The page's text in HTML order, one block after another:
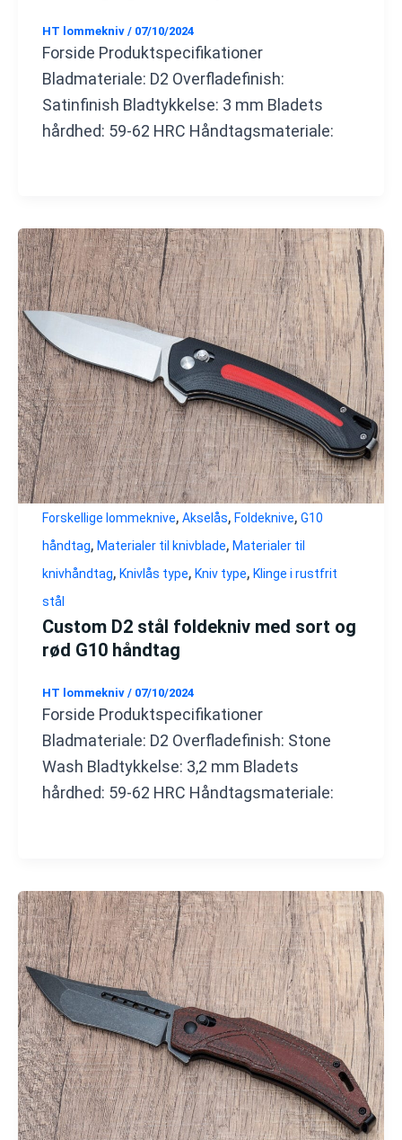
HT lommekniv / 07/10/2024
Forside Produktspecifikationer
Bladmateriale: D2 Overfladefinish:
Satinfinish Bladtykkelse: 3 mm Bladets
hårdhed: 59-62 HRC Håndtagsmateriale:
Forskellige lommeknive, Akselås, Foldeknive, G10
håndtag, Materialer til knivblade, Materialer til
knivhåndtag, Knivlås type, Kniv type, Klinge i rustfrit
stål
Custom D2 stål foldekniv med sort og
rød G10 håndtag
HT lommekniv / 07/10/2024
Forside Produktspecifikationer
Bladmateriale: D2 Overfladefinish: Stone
Wash Bladtykkelse: 3,2 mm Bladets
hårdhed: 59-62 HRC Håndtagsmateriale: